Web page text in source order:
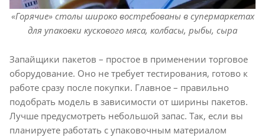
«Горячие» столы широко востребованы в супермаркетах
для упаковки кускового мяса, колбасы, рыбы, сыра
Запайщики пакетов – простое в применении торговое
оборудование. Оно не требует тестирования, готово к
работе сразу после покупки. Главное – правильно
подобрать модель в зависимости от ширины пакетов.
Лучше предусмотреть небольшой запас. Так, если вы
планируете работать с упаковочным материалом